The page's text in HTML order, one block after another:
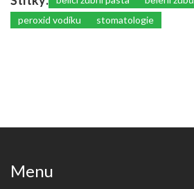
peroxid vodíku
stomatologie
Menu